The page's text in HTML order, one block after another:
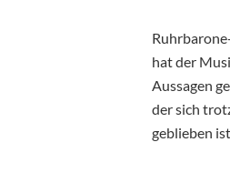
hat der
Aussagen
der sich
geblieben